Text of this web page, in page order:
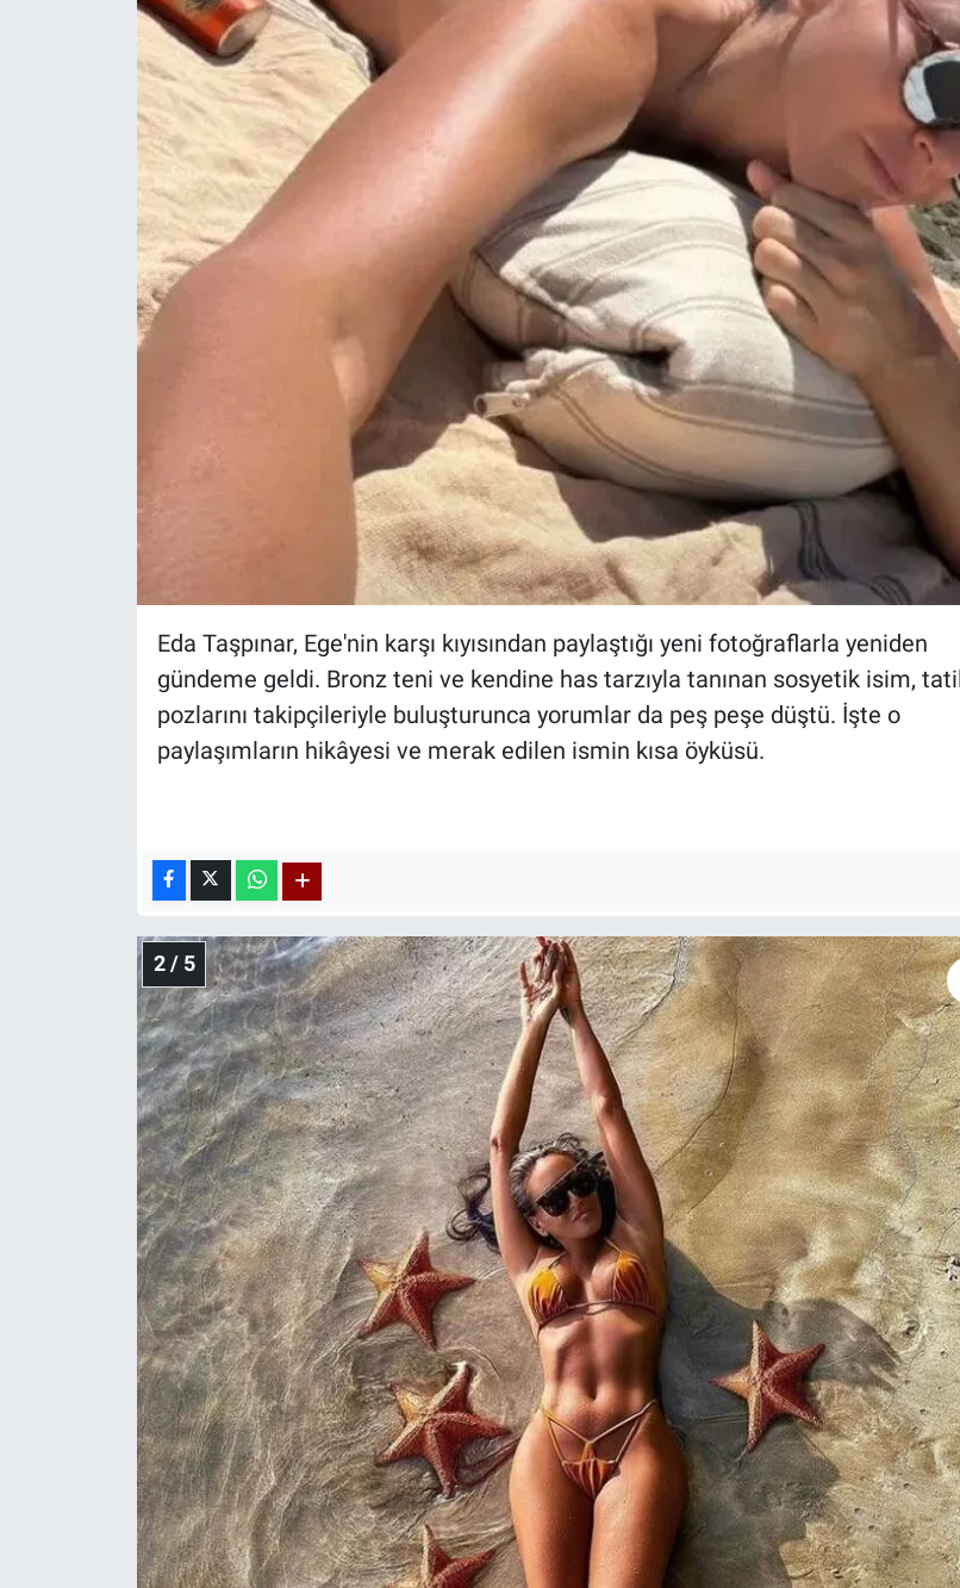
Eda Taşpınar, Ege'nin karşı kıyısından paylaştığı yeni fotoğraflarla yeniden
gündeme geldi. Bronz teni ve kendine has tarzıyla tanınan sosyetik isim, tatil
pozlarını takipçileriyle buluşturunca yorumlar da peş peşe düştü. İşte o
paylaşımların hikâyesi ve merak edilen ismin kısa öyküsü.
2 / 5